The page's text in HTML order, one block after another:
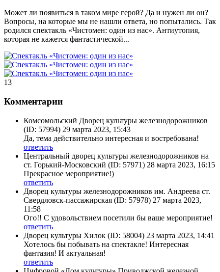
Может ли появиться в таком мире герой? Да и нужен ли он?
Вопросы, на которые мы не нашли ответа, но попытались. Так
родился спектакль «Чистомен: один из нас». Антиутопия,
которая не кажется фантастической...
13
Комментарии
Комсомольский Дворец культуры железнодорожников
(ID: 57994) 29 марта 2023, 15:43
Да, тема действительно интересная и востребована!
ответить
Центральный дворец культуры железнодорожников на
ст. Горький-Московский (ID: 57971) 28 марта 2023, 16:15
Прекрасное мероприятие!)
ответить
Дворец культуры железнодорожников им. Андреева ст.
Свердловск-пассажирская (ID: 57978) 27 марта 2023,
11:58
Ого!! С удовольствием посетили бы ваше мероприятие!
ответить
Дворец культуры Хилок (ID: 58004) 23 марта 2023, 14:41
Хотелось бы побывать на спектакле! Интересная
фантазия! И актуальная!
ответить